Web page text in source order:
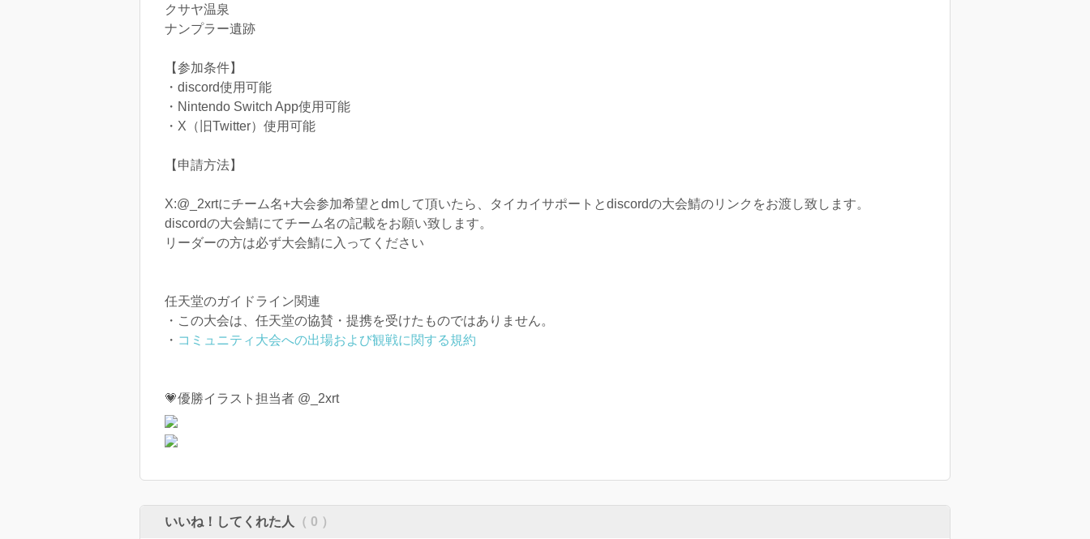
クサヤ温泉
ナンプラー遺跡
【参加条件】
・discord使用可能
・Nintendo Switch App使用可能
・X（旧Twitter）使用可能
【申請方法】
X:@_2xrtにチーム名+大会参加希望とdmして頂いたら、タイカイサポートとdiscordの大会鯖のリンクをお渡し致します。
discordの大会鯖にてチーム名の記載をお願い致します。
リーダーの方は必ず大会鯖に入ってください
任天堂のガイドライン関連
・この大会は、任天堂の協賛・提携を受けたものではありません。
・ コミュニティ大会への出場および観戦に関する規約
💗優勝イラスト担当者 @_2xrt
いいね！してくれた人 （ 0 ）